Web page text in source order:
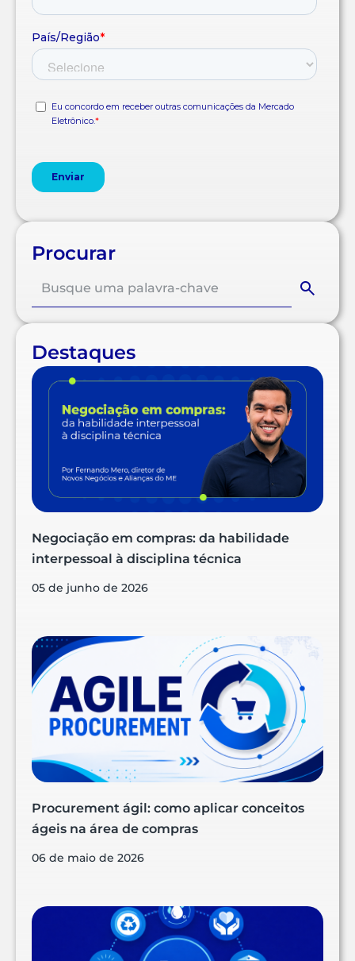
Procurar
Destaques
Negociação em compras: da habilidade
interpessoal à disciplina técnica
05 de junho de 2026
Procurement ágil: como aplicar conceitos
ágeis na área de compras
06 de maio de 2026